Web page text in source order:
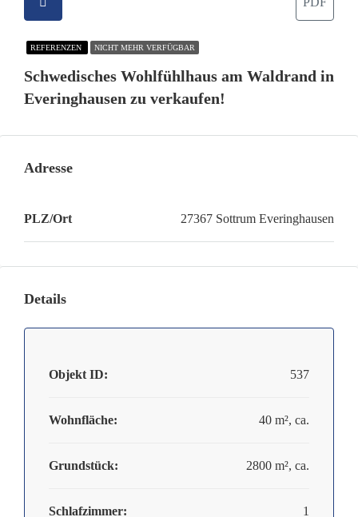
REFERENZEN NICHT MEHR VERFÜGBAR
Schwedisches Wohlfühlhaus am Waldrand in
Everinghausen zu verkaufen!
Adresse
PLZ/Ort 27367 Sottrum Everinghausen
Details
Objekt ID: 537
Wohnfläche: 40 m², ca.
Grundstück: 2800 m², ca.
Schlafzimmer: 1